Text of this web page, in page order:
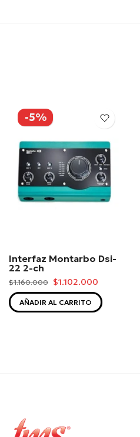
-5%
Interfaz Montarbo Dsi-
22 2-ch
$1.160.000 $1.102.000
AÑADIR AL CARRITO